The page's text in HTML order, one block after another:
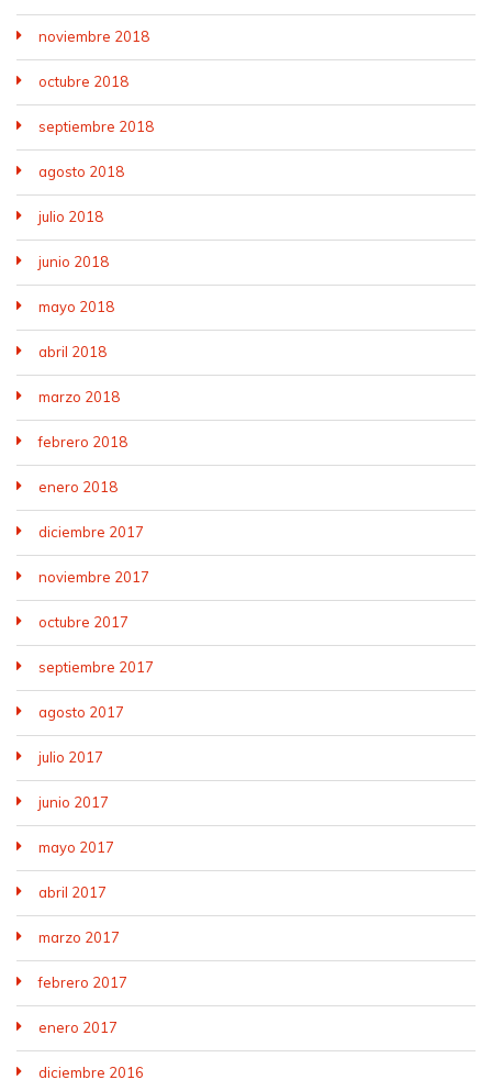
noviembre 2018
octubre 2018
septiembre 2018
agosto 2018
julio 2018
junio 2018
mayo 2018
abril 2018
marzo 2018
febrero 2018
enero 2018
diciembre 2017
noviembre 2017
octubre 2017
septiembre 2017
agosto 2017
julio 2017
junio 2017
mayo 2017
abril 2017
marzo 2017
febrero 2017
enero 2017
diciembre 2016